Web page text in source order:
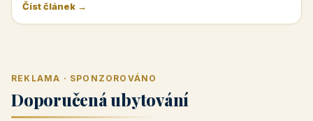
Číst článek →
REKLAMA · SPONZOROVÁNO
Doporučená ubytování